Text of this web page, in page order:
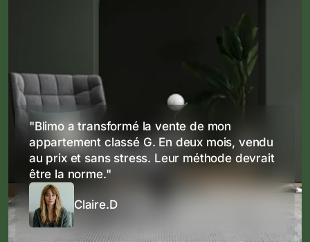
"Blimo a transformé la vente de mon
appartement classé G. En deux mois, vendu
au prix et sans stress. Leur méthode devrait
être la norme."
Claire.D